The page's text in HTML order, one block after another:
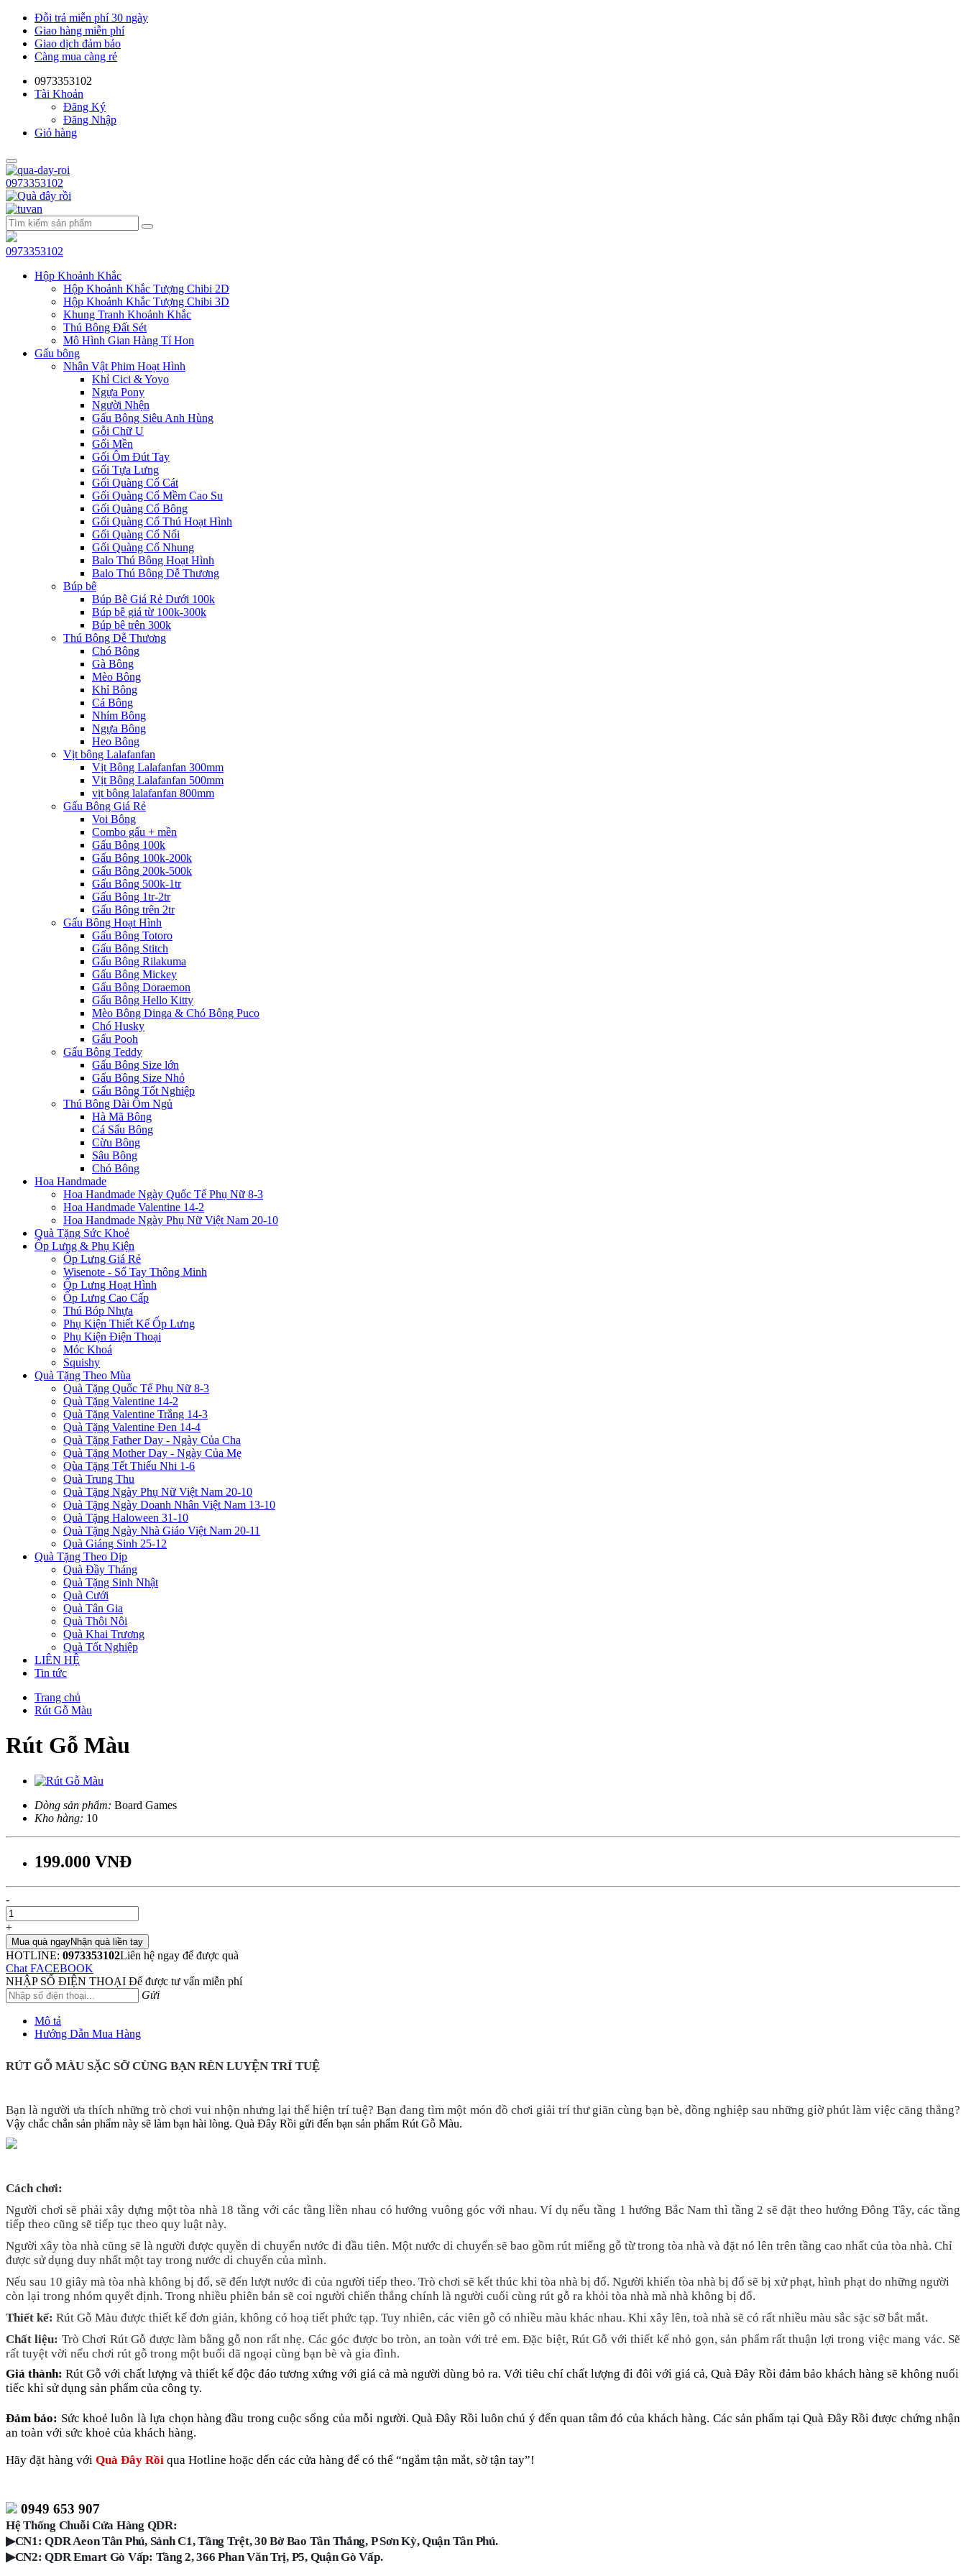
Đỗi trả miễn phí 30 ngày
Giao hàng miễn phí
Giao dịch đảm bảo
Càng mua càng rẻ
0973353102
Tài Khoản
Đăng Ký
Đăng Nhập
Giỏ hàng
0973353102
0973353102
Hộp Khoảnh Khắc
Hộp Khoảnh Khắc Tượng Chibi 2D
Hộp Khoảnh Khắc Tượng Chibi 3D
Khung Tranh Khoảnh Khắc
Thú Bông Đất Sét
Mô Hình Gian Hàng Tí Hon
Gấu bông
Nhân Vật Phim Hoạt Hình
Khỉ Cici & Yoyo
Ngựa Pony
Người Nhện
Gấu Bông Siêu Anh Hùng
Gỗi Chữ U
Gối Mền
Gối Ôm Đút Tay
Gối Tựa Lưng
Gối Quàng Cổ Cát
Gối Quàng Cổ Mềm Cao Su
Gối Quàng Cổ Bông
Gối Quàng Cổ Thú Hoạt Hình
Gối Quàng Cổ Nổi
Gối Quàng Cổ Nhung
Balo Thú Bông Hoạt Hình
Balo Thú Bông Dễ Thương
Búp bê
Búp Bê Giá Rẻ Dưới 100k
Búp bê giá từ 100k-300k
Búp bê trên 300k
Thú Bông Dễ Thương
Chó Bông
Gà Bông
Mèo Bông
Khỉ Bông
Cá Bông
Nhím Bông
Ngựa Bông
Heo Bông
Vịt bông Lalafanfan
Vịt Bông Lalafanfan 300mm
Vịt Bông Lalafanfan 500mm
vịt bông lalafanfan 800mm
Gấu Bông Giá Rẻ
Voi Bông
Combo gấu + mền
Gấu Bông 100k
Gấu Bông 100k-200k
Gấu Bông 200k-500k
Gấu Bông 500k-1tr
Gấu Bông 1tr-2tr
Gấu Bông trên 2tr
Gấu Bông Hoạt Hình
Gấu Bông Totoro
Gấu Bông Stitch
Gấu Bông Rilakuma
Gấu Bông Mickey
Gấu Bông Doraemon
Gấu Bông Hello Kitty
Mèo Bông Dinga & Chó Bông Puco
Chó Husky
Gấu Pooh
Gấu Bông Teddy
Gấu Bông Size lớn
Gấu Bông Size Nhỏ
Gấu Bông Tốt Nghiệp
Thú Bông Dài Ôm Ngủ
Hà Mã Bông
Cá Sấu Bông
Cừu Bông
Sâu Bông
Chó Bông
Hoa Handmade
Hoa Handmade Ngày Quốc Tế Phụ Nữ 8-3
Hoa Handmade Valentine 14-2
Hoa Handmade Ngày Phụ Nữ Việt Nam 20-10
Quà Tặng Sức Khoẻ
Ốp Lưng & Phụ Kiện
Ốp Lưng Giá Rẻ
Wisenote - Sổ Tay Thông Minh
Ốp Lưng Hoạt Hình
Ốp Lưng Cao Cấp
Thú Bóp Nhựa
Phụ Kiện Thiết Kế Ốp Lưng
Phụ Kiện Điện Thoại
Móc Khoá
Squishy
Quà Tặng Theo Mùa
Quà Tặng Quốc Tế Phụ Nữ 8-3
Quà Tặng Valentine 14-2
Quà Tặng Valentine Trắng 14-3
Quà Tặng Valentine Đen 14-4
Quà Tặng Father Day - Ngày Của Cha
Quà Tặng Mother Day - Ngày Của Mẹ
Qùa Tặng Tết Thiếu Nhi 1-6
Quà Trung Thu
Quà Tặng Ngày Phụ Nữ Việt Nam 20-10
Quà Tặng Ngày Doanh Nhân Việt Nam 13-10
Quà Tặng Haloween 31-10
Quà Tặng Ngày Nhà Giáo Việt Nam 20-11
Quà Giáng Sinh 25-12
Quà Tặng Theo Dịp
Quà Đầy Tháng
Quà Tặng Sinh Nhật
Quà Cưới
Quà Tân Gia
Quà Thôi Nôi
Quà Khai Trương
Quà Tốt Nghiệp
LIÊN HỆ
Tin tức
Trang chủ
Rút Gỗ Màu
Rút Gỗ Màu
Dòng sản phẩm: Board Games
Kho hàng: 10
199.000 VNĐ
-
+
Mua quà ngayNhận quà liền tay
HOTLINE: 0973353102Liên hệ ngay để được quà
Chat FACEBOOK
NHẬP SỐ ĐIỆN THOẠI Để được tư vấn miễn phí
Gửi
Mô tả
Hướng Dẫn Mua Hàng
RÚT GỖ MÀU SẶC SỠ CÙNG BẠN RÈN LUYỆN TRÍ TUỆ
Bạn là người ưa thích những trò chơi vui nhộn nhưng lại thể hiện trí tuệ? Bạn đang tìm một món đồ chơi giải trí thư giãn cùng bạn bè, đồng nghiệp sau những giờ phút làm việc căng thẳng?
Vậy chắc chắn sản phẩm này sẽ làm bạn hài lòng. Quà Đây Rồi gửi đến bạn sản phẩm Rút Gỗ Màu.
Cách chơi:
Người chơi sẽ phải xây dựng một tòa nhà 18 tầng với các tầng liền nhau có hướng vuông góc với nhau. Ví dụ nếu tầng 1 hướng Bắc Nam thì tầng 2 sẽ đặt theo hướng Đông Tây, các tầng
tiếp theo cũng sẽ tiếp tục theo quy luật này.
Người xây tòa nhà cũng sẽ là người được quyền di chuyển nước đi đầu tiên. Một nước di chuyển sẽ bao gồm rút miếng gỗ từ trong tòa nhà và đặt nó lên trên tầng cao nhất của tòa nhà. Chỉ
được sử dụng duy nhất một tay trong nước di chuyển của mình.
Nếu sau 10 giây mà tòa nhà không bị đổ, sẽ đến lượt nước đi của người tiếp theo. Trò chơi sẽ kết thúc khi tòa nhà bị đổ. Người khiến tòa nhà bị đổ sẽ bị xử phạt, hình phạt do những người
còn lại trong nhóm quyết định. Trong nhiều phiên bản sẽ coi người chiến thắng chính là người cuối cùng rút gỗ ra khỏi tòa nhà mà nhà không bị đổ.
Thiết kế: Rút Gỗ Màu được thiết kế đơn giản, không có hoạ tiết phức tạp. Tuy nhiên, các viên gỗ có nhiều màu khác nhau. Khi xây lên, toà nhà sẽ có rất nhiều màu sắc sặc sỡ bắt mắt.
Chất liệu: Trò Chơi Rút Gỗ được làm bằng gỗ non rất nhẹ. Các góc được bo tròn, an toàn với trẻ em. Đặc biệt, Rút Gỗ với thiết kế nhỏ gọn, sản phẩm rất thuận lợi trong việc mang vác. Sẽ
rất tuyệt vời nếu chơi rút gỗ trong một buổi dã ngoại cùng bạn bè và gia đình.
Giá thành: Rút Gỗ với chất lượng và thiết kế độc đáo tương xứng với giá cả mà người dùng bỏ ra. Với tiêu chí chất lượng đi đôi với giá cả, Quà Đây Rồi đảm bảo khách hàng sẽ không nuối
tiếc khi sử dụng sản phẩm của công ty.
Đảm bảo: Sức khoẻ luôn là lựa chọn hàng đầu trong cuộc sống của mỗi người. Quà Đây Rồi luôn chú ý đến quan tâm đó của khách hàng. Các sản phẩm tại Quà Đây Rồi được chứng nhận
an toàn với sức khoẻ của khách hàng.
Hãy đặt hàng với Quà Đây Rồi qua Hotline hoặc dến các cửa hàng để có thể “ngắm tận mắt, sờ tận tay”!
0949 653 907
Hệ Thống Chuỗi Cửa Hàng QDR:
▶CN1: QDR Aeon Tân Phú, Sảnh C1, Tầng Trệt, 30 Bờ Bao Tân Thắng, P Sơn Kỳ, Quận Tân Phú.
▶CN2: QDR Emart Gò Vấp: Tầng 2, 366 Phan Văn Trị, P5, Quận Gò Vấp.